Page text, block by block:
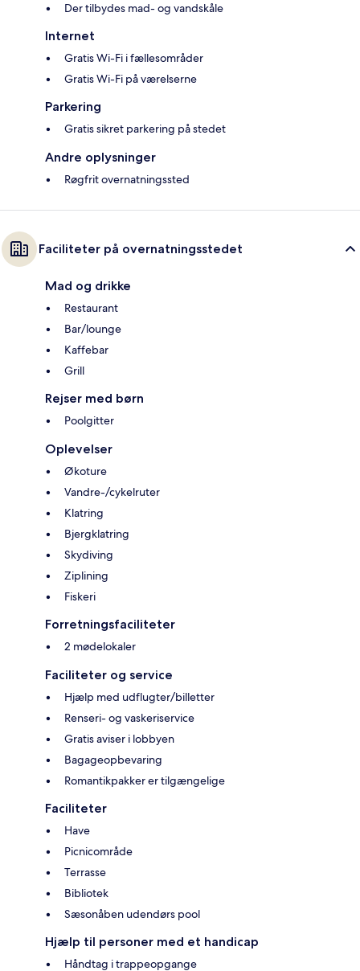
Der tilbydes mad- og vandskåle
Internet
Gratis Wi-Fi i fællesområder
Gratis Wi-Fi på værelserne
Parkering
Gratis sikret parkering på stedet
Andre oplysninger
Røgfrit overnatningssted
Faciliteter på overnatningsstedet
Mad og drikke
Restaurant
Bar/lounge
Kaffebar
Grill
Rejser med børn
Poolgitter
Oplevelser
Økoture
Vandre-/cykelruter
Klatring
Bjergklatring
Skydiving
Ziplining
Fiskeri
Forretningsfaciliteter
2 mødelokaler
Faciliteter og service
Hjælp med udflugter/billetter
Renseri- og vaskeriservice
Gratis aviser i lobbyen
Bagageopbevaring
Romantikpakker er tilgængelige
Faciliteter
Have
Picnicområde
Terrasse
Bibliotek
Sæsonåben udendørs pool
Hjælp til personer med et handicap
Håndtag i trappeopgange